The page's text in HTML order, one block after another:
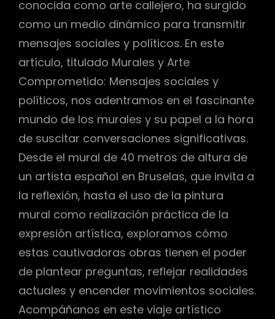
conocida como arte callejero, ha surgido
como un medio dinámico para transmitir
mensajes sociales y políticos. En este
artículo, titulado Murales y Arte
Comprometido: Mensajes sociales y
políticos, nos adentramos en el fascinante
mundo de los murales y su papel a la hora
de suscitar conversaciones significativas.
Desde el mural de 40 metros de altura de
un artista español en Bruselas, que invita a
la reflexión, hasta el uso de la pintura
mural como realización práctica de la
expresión artística, exploramos cómo
estas cautivadoras obras tienen el poder
de plantear preguntas, reflejar realidades
actuales y encender movimientos sociales.
Acompáñanos en este viaje artístico